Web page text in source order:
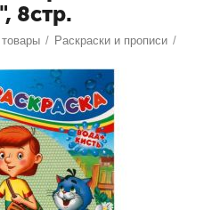
8стр.
/ Раскраски и прописи /